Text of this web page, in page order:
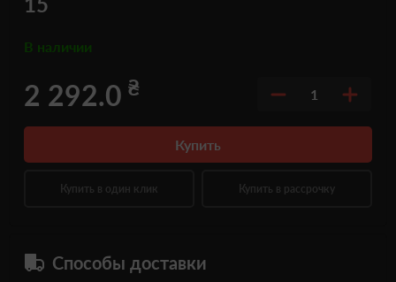
В наличии
2 292.0 ₴ 1
Купить
Купить в один клик Купить в рассрочку
Способы доставки